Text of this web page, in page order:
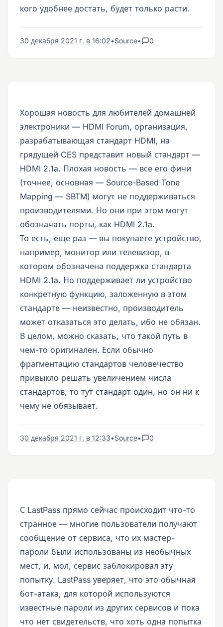
кого удобнее достать, будет только расти.
30 декабря 2021 г. в 16:02•Source• 0
Хорошая новость для любителей домашней
электроники — HDMI Forum, организация,
разрабатывающая стандарт HDMI, на
грядущей CES представит новый стандарт —
HDMI 2.1a. Плохая новость — все его фичи
(точнее, основная — Source-Based Tone
Mapping — SBTM) могут не поддерживаться
производителями. Но они при этом могут
обозначать порты, как HDMI 2.1a.
То есть, еще раз — вы покупаете устройство,
например, монитор или телевизор, в
котором обозначена поддержка стандарта
HDMI 2.1a. Но поддерживает ли устройство
конкретную функцию, заложенную в этом
стандарте — неизвестно, производитель
может отказаться это делать, ибо не обязан.
В целом, можно сказать, что такой путь в
чем-то оригинален. Если обычно
фрагментацию стандартов человечество
привыкло решать увеличением числа
стандартов, то тут стандарт один, но он ни к
чему не обязывает.
30 декабря 2021 г. в 12:33•Source• 0
С LastPass прямо сейчас происходит что-то
странное — многие пользователи получают
сообщение от сервиса, что их мастер-
пароли были использованы из необычных
мест, и, мол, сервис заблокировал эту
попытку. LastPass уверяет, что это обычная
бот-атака, для которой используются
известные пароли из других сервисов и пока
что нет свидетельств, что хоть одна попытка